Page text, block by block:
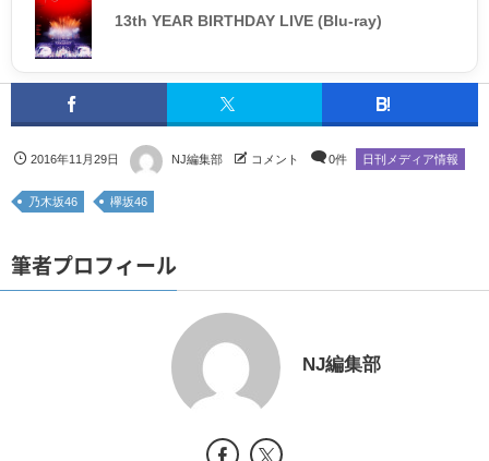
13th YEAR BIRTHDAY LIVE (Blu-ray)
2016年11月29日 NJ編集部 コメント 0件 日刊メディア情報
乃木坂46 欅坂46
筆者プロフィール
NJ編集部